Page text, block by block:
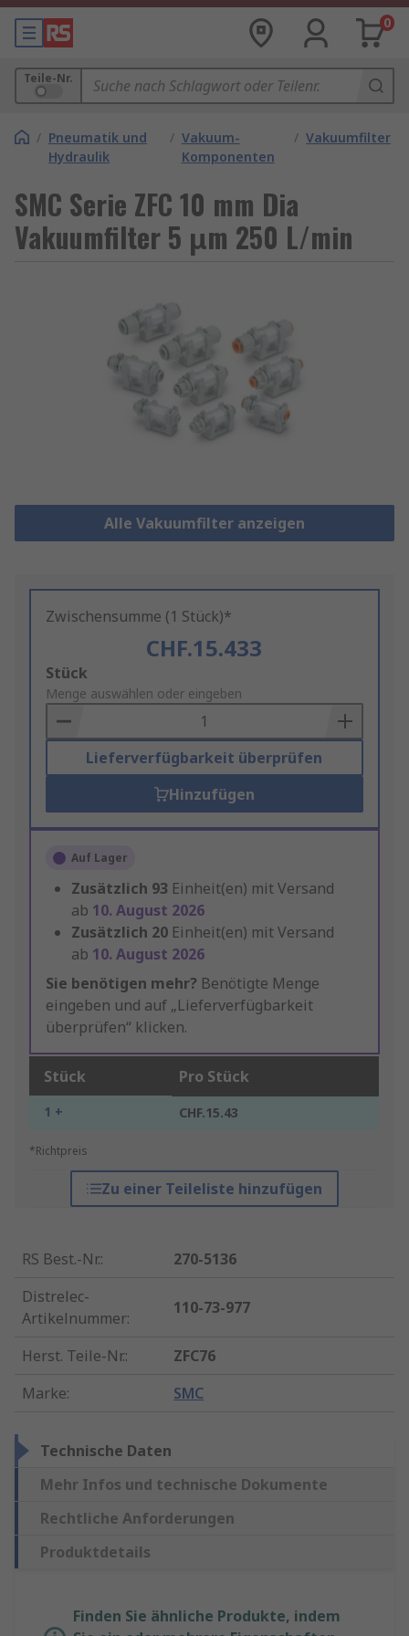
0
Teile-Nr.
/ Pneumatik und
Hydraulik
/ Vakuum-
Komponenten
/ Vakuumfilter
SMC Serie ZFC 10 mm Dia
Vakuumfilter 5 μm 250 L/min
Alle Vakuumfilter anzeigen
Zwischensumme (1 Stück)*
CHF.15.433
Add
to
Basket
Stück
Menge auswählen oder eingeben
Lieferverfügbarkeit überprüfen
Hinzufügen
Auf Lager
Zusätzlich 93 Einheit(en) mit Versand
ab 10. August 2026
Zusätzlich 20 Einheit(en) mit Versand
ab 10. August 2026
Sie benötigen mehr? Benötigte Menge
eingeben und auf „Lieferverfügbarkeit
überprüfen“ klicken.
Stück Pro Stück
1 + CHF.15.43
*Richtpreis
Zu einer Teileliste hinzufügen
RS Best.-Nr.:
270-5136
Distrelec-
Artikelnummer:
110-73-977
Herst. Teile-Nr.:
ZFC76
Marke: SMC
Technische Daten
Mehr Infos und technische Dokumente
Rechtliche Anforderungen
Produktdetails
Finden Sie ähnliche Produkte, indem